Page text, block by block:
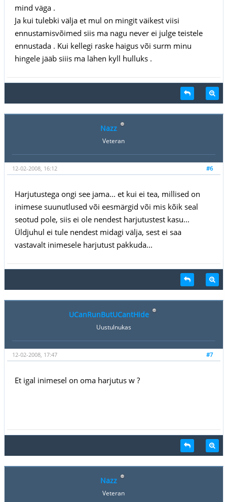
mind väga .
Ja kui tulebki välja et mul on mingit väikest viisi
ennustamisvõimed siis ma nagu never ei julge teistele
ennustada . Kui kellegi raske haigus või surm minu
hingele jääb siiis ma lähen kyll hulluks .
Nazz
Veteran
#6
12-02-2008, 16:12
Harjutustega ongi see jama... et kui ei tea, millised on
inimese suunutlused või eesmärgid või mis kõik seal
seotud pole, siis ei ole nendest harjutustest kasu...
Üldjuhul ei tule nendest midagi välja, sest ei saa
vastavalt inimesele harjutust pakkuda...
UCanRunButUCantHide
Uustulnukas
#7
12-02-2008, 17:47
Et igal inimesel on oma harjutus w ?
Nazz
Veteran